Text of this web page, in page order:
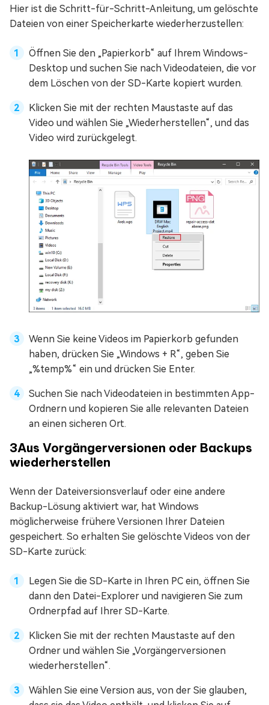
Hier ist die Schritt-für-Schritt-Anleitung, um gelöschte
Dateien von einer Speicherkarte wiederherzustellen:
Öffnen Sie den „Papierkorb“ auf Ihrem Windows-
Desktop und suchen Sie nach Videodateien, die vor
dem Löschen von der SD-Karte kopiert wurden.
Klicken Sie mit der rechten Maustaste auf das
Video und wählen Sie „Wiederherstellen“, und das
Video wird zurückgelegt.
Wenn Sie keine Videos im Papierkorb gefunden
haben, drücken Sie „Windows + R“, geben Sie
„%temp%“ ein und drücken Sie Enter.
Suchen Sie nach Videodateien in bestimmten App-
Ordnern und kopieren Sie alle relevanten Dateien
an einen sicheren Ort.
3Aus Vorgängerversionen oder Backups
wiederherstellen
Wenn der Dateiversionsverlauf oder eine andere
Backup-Lösung aktiviert war, hat Windows
möglicherweise frühere Versionen Ihrer Dateien
gespeichert. So erhalten Sie gelöschte Videos von der
SD-Karte zurück:
Legen Sie die SD-Karte in Ihren PC ein, öffnen Sie
dann den Datei-Explorer und navigieren Sie zum
Ordnerpfad auf Ihrer SD-Karte.
Klicken Sie mit der rechten Maustaste auf den
Ordner und wählen Sie „Vorgängerversionen
wiederherstellen“.
Wählen Sie eine Version aus, von der Sie glauben,